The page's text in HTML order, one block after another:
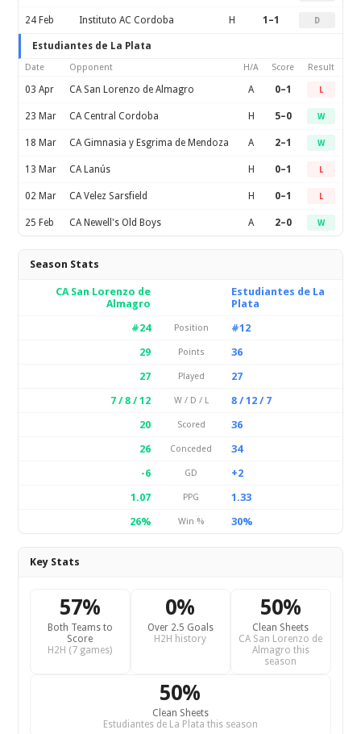
24 Feb Instituto AC Cordoba H 1–1 D
Estudiantes de La Plata
Date Opponent H/A Score Result
03 Apr CA San Lorenzo de Almagro A 0–1 L
23 Mar CA Central Cordoba H 5–0 W
18 Mar CA Gimnasia y Esgrima de Mendoza A 2–1 W
13 Mar CA Lanús H 0–1 L
02 Mar CA Velez Sarsfield H 0–1 L
25 Feb CA Newell's Old Boys A 2–0 W
Season Stats
CA San Lorenzo de
Almagro
Estudiantes de La
Plata
#24
Position
#12
29
Points
36
27
Played
27
7 / 8 / 12
W / D / L
8 / 12 / 7
20
Scored
36
26
Conceded
34
-6
GD
+2
1.07
PPG
1.33
26%
Win % 30%
Key Stats
57%
Both Teams to
Score
H2H (7 games)
0%
Over 2.5 Goals
H2H history
50%
Clean Sheets
CA San Lorenzo de
Almagro this
season
50%
Clean Sheets
Estudiantes de La Plata this season